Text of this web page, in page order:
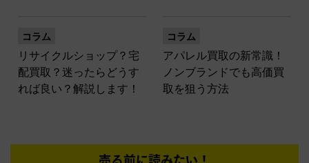
コラム
リサイクルショップ？宅
配買取？迷ったらどうす
れば良い？解説します！
コラム
アパレル買取の新常識！
ノンブランドでも高価買
取を狙う方法